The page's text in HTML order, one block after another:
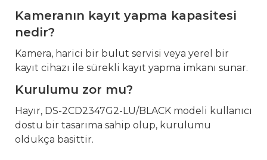
Kameranın kayıt yapma kapasitesi
nedir?
Kamera, harici bir bulut servisi veya yerel bir
kayıt cihazı ile sürekli kayıt yapma imkanı sunar.
Kurulumu zor mu?
Hayır, DS-2CD2347G2-LU/BLACK modeli kullanıcı
dostu bir tasarıma sahip olup, kurulumu
oldukça basittir.